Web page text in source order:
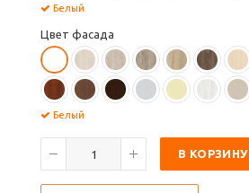
Белый
Цвет фасада
Белый
В КОРЗИНУ